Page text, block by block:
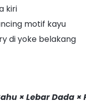
kiri
motif kayu
di yoke belakang
× Lebar Dada